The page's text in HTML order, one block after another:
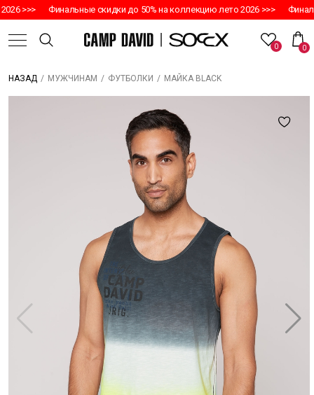
>>> Финальные скидки до 50% на коллекцию лето 2026 >>>
0 0
НАЗАД / МУЖЧИНАМ / ФУТБОЛКИ / МАЙКА BLACK